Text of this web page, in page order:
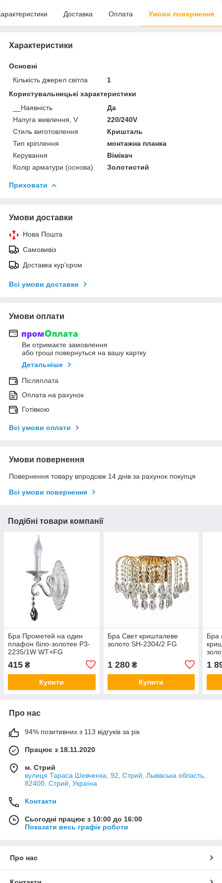
Доставка Оплата Умови повернення
Характеристики
Основні
Кількість джерел світла
1
Користувальницькі характеристики
__Наявність
Да
Напуга живлення, V
220/240V
Стиль виготовлення
Кришталь
Тип кріплення
монтажна планка
Керування
Вімікач
Колір арматури (основа)
Золотистий
Приховати
Умови доставки
Нова Пошта
Самовивіз
Доставка кур'єром
Всі умови доставки
Умови оплати
Ви отримаєте замовлення
або гроші повернуться на вашу картку
Детальніше
Післяплата
Оплата на рахунок
Готівкою
Всі умови оплати
Умови повернення
Повернення товару впродовж 14 днів за рахунок покупця
Всі умови повернення
Подібні товари компанії
Бра Прометей на один
плафон біло-золотее P3-
2235/1W WT+FG
415 ₴
Купити
Бра Свет кришталеве
золото SH-2304/2 FG
1 280₴
Купити
Бра
1
Про нас
94% позитивних з 113 відгуків за рік
Працює з 18.11.2020
м. Стрий
вулиця Тараса Шевченка, 92, Стрий, Львівська область,
82400, Стрий, Україна
Контакти
Сьогодні працює з 10:00 до 16:00
Показати весь графік роботи
Про нас